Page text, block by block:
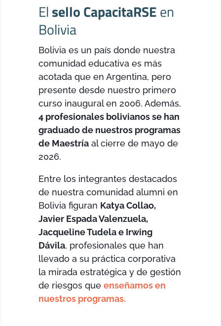
Elsello CapacitaRSEen
Bolivia
Bolivia es un país donde nuestra
comunidad educativa es más
acotada que en Argentina, pero
presente desde nuestro primero
curso inaugural en 2006. Además,
4 profesionales bolivianos se han
graduado de nuestros programas
de Maestría al cierre de mayo de
2026.
Entre los integrantes destacados
de nuestra comunidad alumni en
Bolivia figuran Katya Collao,
Javier Espada Valenzuela,
Jacqueline Tudela e Irwing
Dávila, profesionales que han
llevado a su práctica corporativa
la mirada estratégica y de gestión
de riesgos queenseñamos en
nuestros programas.